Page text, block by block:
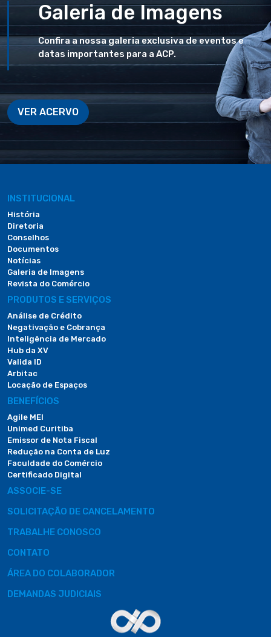
Galeria de Imagens
Confira a nossa galeria exclusiva de eventos e
datas importantes para a ACP.
VER ACERVO
INSTITUCIONAL
História
Diretoria
Conselhos
Documentos
Notícias
Galeria de Imagens
Revista do Comércio
PRODUTOS E SERVIÇOS
Análise de Crédito
Negativação e Cobrança
Inteligência de Mercado
Hub da XV
Valida ID
Arbitac
Locação de Espaços
BENEFÍCIOS
Agile MEI
Unimed Curitiba
Emissor de Nota Fiscal
Redução na Conta de Luz
Faculdade do Comércio
Certificado Digital
ASSOCIE-SE
SOLICITAÇÃO DE CANCELAMENTO
TRABALHE CONOSCO
CONTATO
ÁREA DO COLABORADOR
DEMANDAS JUDICIAIS